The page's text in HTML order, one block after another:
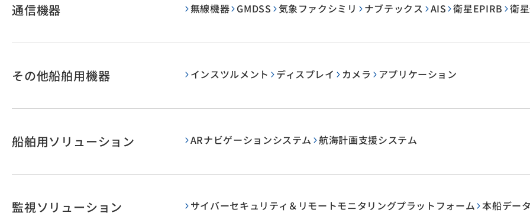
通信機器 無線機器 GMDSS 気象ファクシミリ ナブテックス AIS 衛星EPIRB 衛
その他船舶用機器 インスツルメント ディスプレイ カメラ アプリケーション
船舶用ソリューション ARナビゲーションシステム 航海計画支援システム
監視ソリューション サイバーセキュリティ＆リモートモニタリングプラットフォーム 本船デー